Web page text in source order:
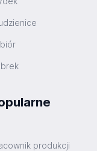
produkcji